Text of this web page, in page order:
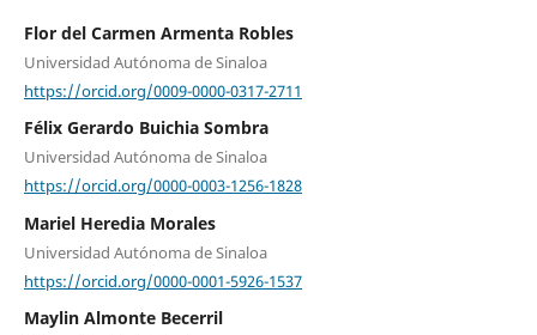
Flor del Carmen Armenta Robles
Universidad Autónoma de Sinaloa
https://orcid.org/0009-0000-0317-2711
Félix Gerardo Buichia Sombra
Universidad Autónoma de Sinaloa
https://orcid.org/0000-0003-1256-1828
Mariel Heredia Morales
Universidad Autónoma de Sinaloa
https://orcid.org/0000-0001-5926-1537
Maylin Almonte Becerril